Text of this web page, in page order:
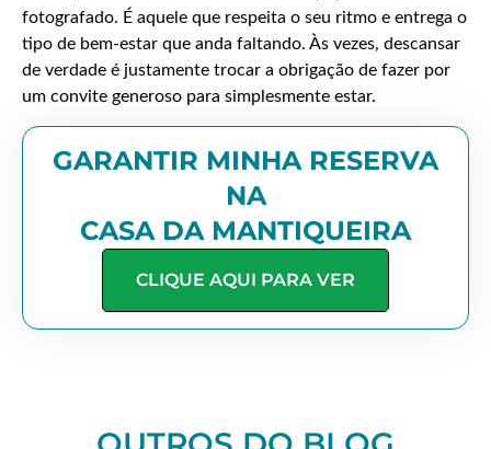
fotografado. É aquele que respeita o seu ritmo e entrega o
tipo de bem-estar que anda faltando. Às vezes, descansar
de verdade é justamente trocar a obrigação de fazer por
um convite generoso para simplesmente estar.
GARANTIR MINHA RESERVA
NA
CASA DA MANTIQUEIRA
CLIQUE AQUI PARA VER